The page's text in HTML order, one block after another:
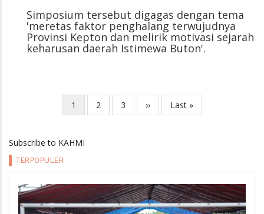
Simposium tersebut digagas dengan tema
'meretas faktor penghalang terwujudnya
Provinsi Kepton dan melirik motivasi sejarah
keharusan daerah Istimewa Buton'.
Current
page
1 Page
2 Page
3
Next
page
››
Last
page
Last »
Subscribe to KAHMI
TERPOPULER